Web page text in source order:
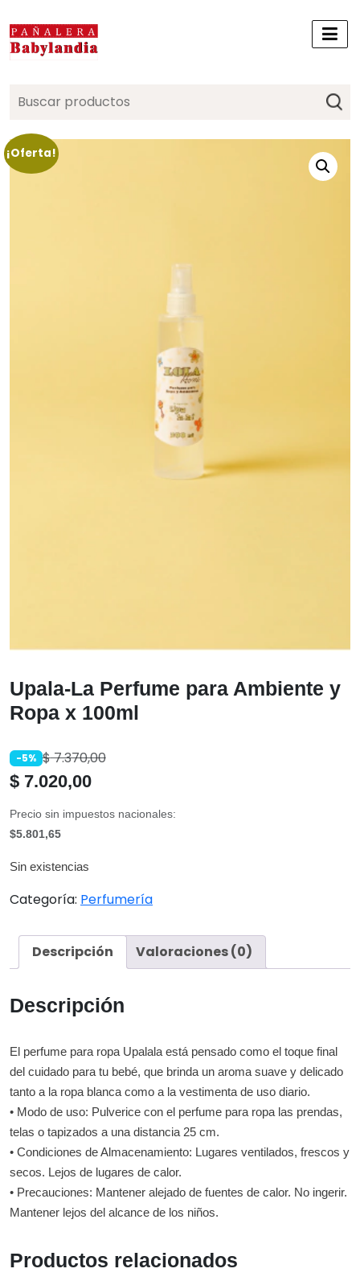
Search
for:
¡Oferta!
Upala-La Perfume para Ambiente y
Ropa x 100ml
-5% $7.370,00
$ 7.020,00
Precio sin impuestos nacionales:
$5.801,65
Sin existencias
Categoría: Perfumería
Descripción Valoraciones (0)
Descripción
El perfume para ropa Upalala está pensado como el toque final
del cuidado para tu bebé, que brinda un aroma suave y delicado
tanto a la ropa blanca como a la vestimenta de uso diario.
• Modo de uso: Pulverice con el perfume para ropa las prendas,
telas o tapizados a una distancia 25 cm.
• Condiciones de Almacenamiento: Lugares ventilados, frescos y
secos. Lejos de lugares de calor.
• Precauciones: Mantener alejado de fuentes de calor. No ingerir.
Mantener lejos del alcance de los niños.
Productos relacionados